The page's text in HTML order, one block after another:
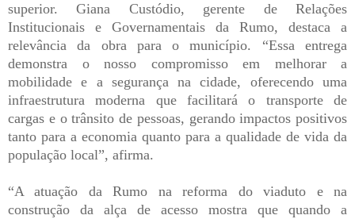
superior. Giana Custódio, gerente de Relações
Institucionais e Governamentais da Rumo, destaca a
relevância da obra para o município. “Essa entrega
demonstra o nosso compromisso em melhorar a
mobilidade e a segurança na cidade, oferecendo uma
infraestrutura moderna que facilitará o transporte de
cargas e o trânsito de pessoas, gerando impactos positivos
tanto para a economia quanto para a qualidade de vida da
população local”, afirma.
“A atuação da Rumo na reforma do viaduto e na
construção da alça de acesso mostra que quando a